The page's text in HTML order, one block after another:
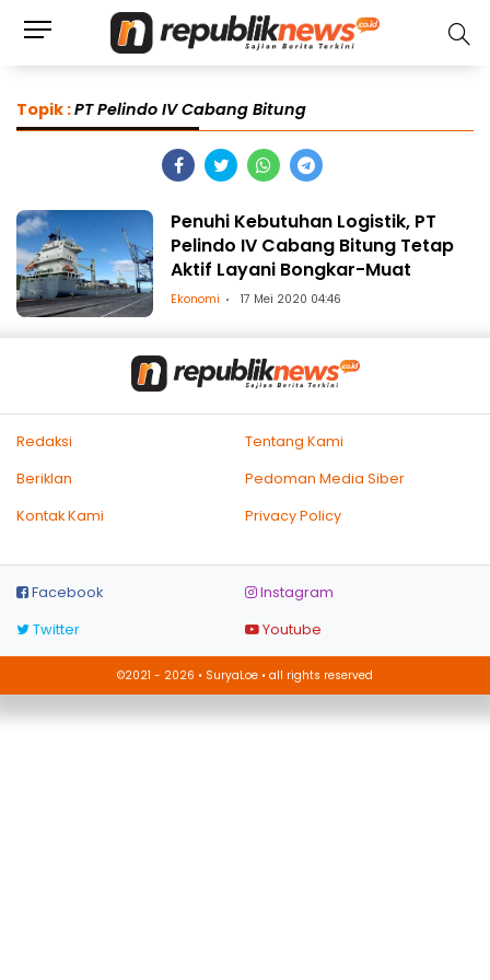
Topik :PT Pelindo IV Cabang Bitung
Penuhi Kebutuhan Logistik, PT
Pelindo IV Cabang Bitung Tetap
Aktif Layani Bongkar-Muat
Ekonomi 17 Mei 2020 04:46
Redaksi
Tentang Kami
Beriklan
Pedoman Media Siber
Kontak Kami
Privacy Policy
Facebook
Instagram
Twitter
Youtube
©2021 - 2026 • SuryaLoe • all rights reserved